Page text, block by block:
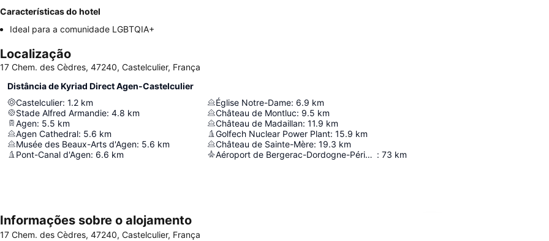
Características do hotel
Ideal para a comunidade LGBTQIA+
Localização
17 Chem. des Cèdres, 47240, Castelculier, França
Distância de Kyriad Direct Agen-Castelculier
Castelculier: 1.2 km
Stade Alfred Armandie: 4.8 km
Agen: 5.5 km
Agen Cathedral: 5.6 km
Musée des Beaux-Arts d'Agen: 5.6 km
Pont-Canal d'Agen: 6.6 km
Église Notre-Dame: 6.9 km
Château de Montluc: 9.5 km
Château de Madaillan: 11.9 km
Golfech Nuclear Power Plant: 15.9 km
Château de Sainte-Mère: 19.3 km
Aéroport de Bergerac-Dordogne-Périgord : 73 km
Informações sobre o alojamento
17 Chem. des Cèdres, 47240, Castelculier, França